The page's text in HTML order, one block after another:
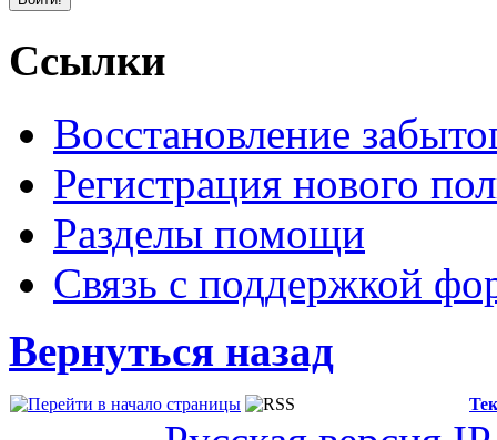
Ссылки
Восстановление
Регистрация нового
Разделы помощи
Связь с поддержкой
Вернуться назад